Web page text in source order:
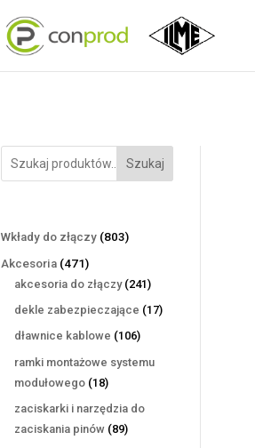
Szukaj
Wkłady do złączy 803803
Akcesoria 471471
produktów
akcesoria do złączy 241241
produktów
dekle zabezpieczające 1717
dławnice kablowe 106106
ramki montażowe systemu
modułowego 1818
produktów
zaciskarki i narzędzia do
zaciskania pinów 8989